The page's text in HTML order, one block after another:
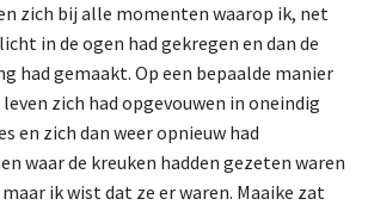
zich bij alle momenten waarop ik, net
in de ogen had gekregen en dan de
had gemaakt. Op een bepaalde manier
zich had opgevouwen in oneindig
en zich dan weer opnieuw had
waar de kreuken hadden gezeten waren
ik wist dat ze er waren. Maaike zat